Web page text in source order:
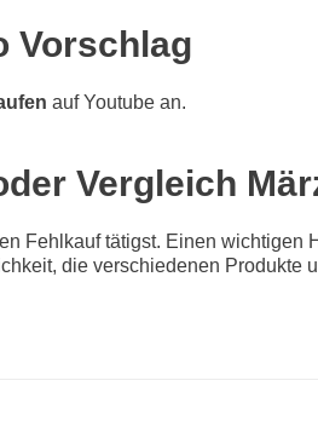
Vorschlag
auf Youtube an.
Vergleich
Fehlkauf tätigst. Einen wichtigen
die verschiedenen Produkte